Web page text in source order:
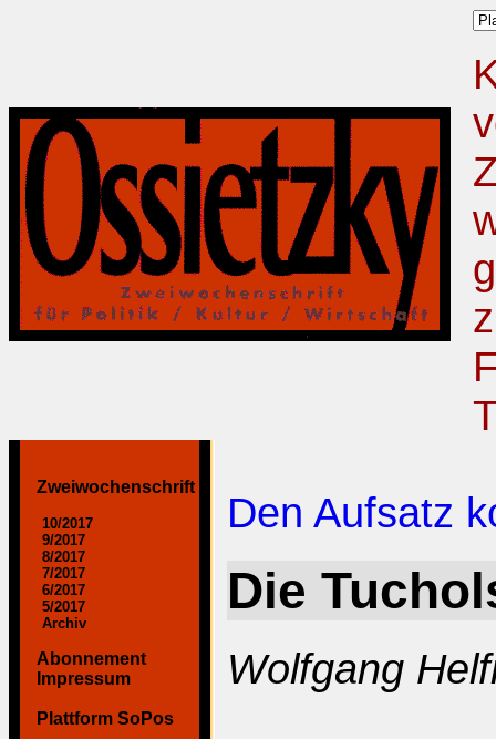
Zweiwochenschrift
10/2017
9/2017
8/2017
7/2017
6/2017
5/2017
Archiv
Abonnement
Impressum
Plattform SoPos
Den Aufsatz
Die
Wolfgang